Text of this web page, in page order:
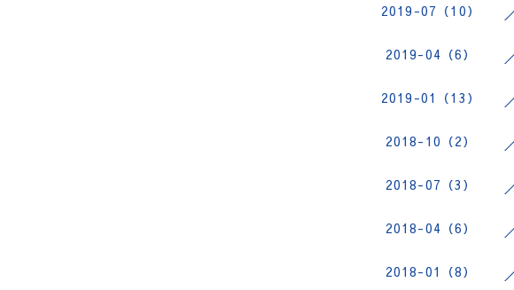
2019-07（10）
2019-04（6）
2019-01（13）
2018-10（2）
2018-07（3）
2018-04（6）
2018-01（8）